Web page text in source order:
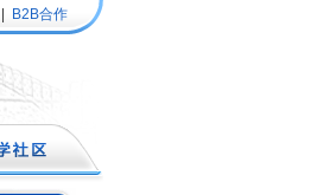
B2B合作